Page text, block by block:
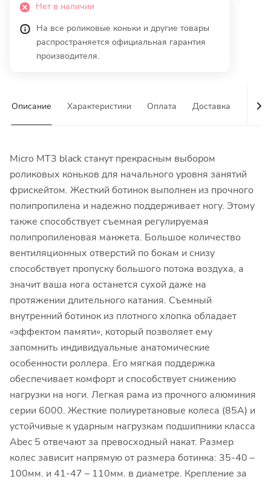
Нет в наличии
На все роликовые коньки и другие товары
распространяется официальная гарантия
производителя.
Описание Характеристики Оплата Доставка
Micro MT3 black станут прекрасным выбором
роликовых коньков для начального уровня занятий
фрискейтом. Жесткий ботинок выполнен из прочного
полипропилена и надежно поддерживает ногу. Этому
также способствует съемная регулируемая
полипропиленовая манжета. Большое количество
вентиляционных отверстий по бокам и снизу
способствует пропуску большого потока воздуха, а
значит ваша нога останется сухой даже на
протяжении длительного катания. Съемный
внутренний ботинок из плотного хлопка обладает
«эффектом памяти», который позволяет ему
запомнить индивидуальные анатомические
особенности роллера. Его мягкая поддержка
обеспечивает комфорт и способствует снижению
нагрузки на ноги. Легкая рама из прочного алюминия
серии 6000. Жесткие полиуретановые колеса (85А) и
устойчивые к ударным нагрузкам подшипники класса
Abec 5 отвечают за превосходный накат. Размер
колес зависит напрямую от размера ботинка: 35-40 –
100мм. и 41-47 – 110мм. в диаметре. Крепление за